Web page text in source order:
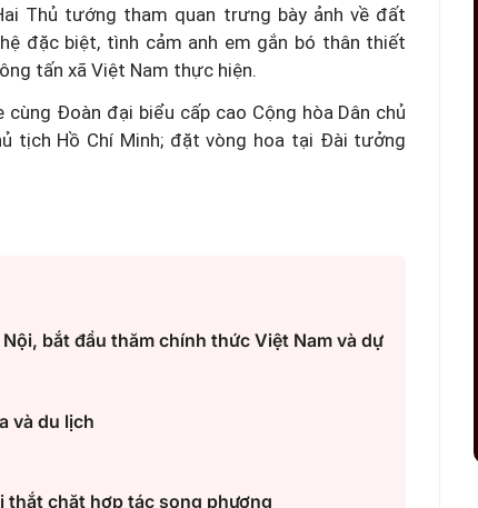
Thủ tướng tham quan trưng bày ảnh về đất
đặc biệt, tình cảm anh em gắn bó thân thiết
tấn xã Việt Nam thực hiện.
Đoàn đại biểu cấp cao Cộng hòa Dân chủ
tịch Hồ Chí Minh; đặt vòng hoa tại Đài tưởng
bắt đầu thăm chính thức Việt Nam và dự
và du lịch
thắt chặt hợp tác song phương